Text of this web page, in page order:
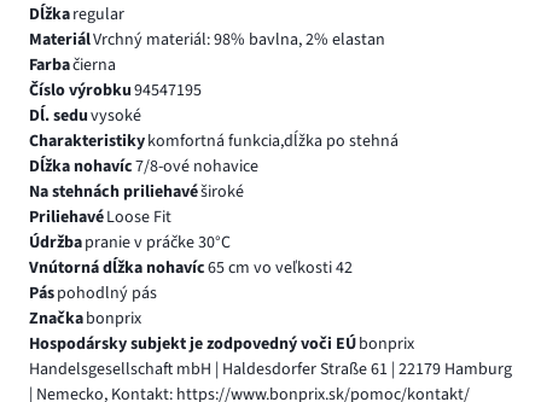
Dĺžkaregular
MateriálVrchný materiál: 98% bavlna, 2% elastan
Farbačierna
Číslo výrobku94547195
Dĺ. seduvysoké
Charakteristikykomfortná funkcia,dĺžka po stehná
Dĺžka nohavíc7/8-ové nohavice
Na stehnách priliehavéširoké
PriliehavéLoose Fit
Údržbapranie v práčke 30°C
Vnútorná dĺžka nohavíc65 cm vo veľkosti 42
Páspohodlný pás
Značkabonprix
Hospodársky subjekt je zodpovedný voči EÚbonprix
Handelsgesellschaft mbH | Haldesdorfer Straße 61 | 22179 Hamburg
| Nemecko, Kontakt: https://www.bonprix.sk/pomoc/kontakt/